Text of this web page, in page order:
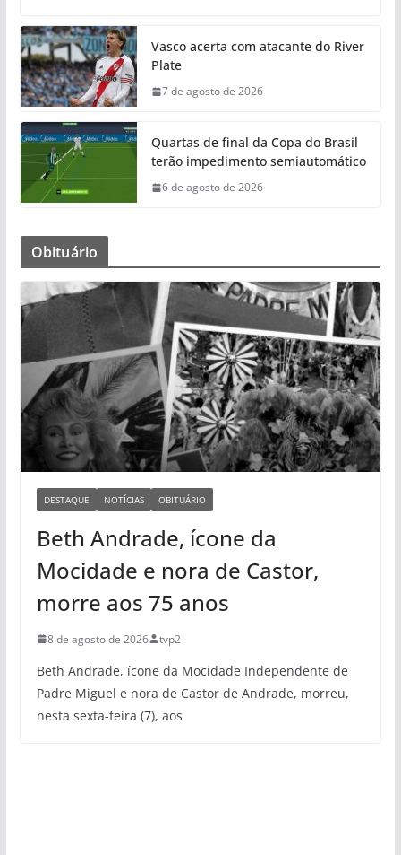
Vasco acerta com atacante do River
Plate
7 de agosto de 2026
Quartas de final da Copa do Brasil
terão impedimento semiautomático
6 de agosto de 2026
Obituário
DESTAQUE NOTÍCIAS OBITUÁRIO
Beth Andrade, ícone da
Mocidade e nora de Castor,
morre aos 75 anos
8 de agosto de 2026 tvp2
Beth Andrade, ícone da Mocidade Independente de
Padre Miguel e nora de Castor de Andrade, morreu,
nesta sexta-feira (7), aos